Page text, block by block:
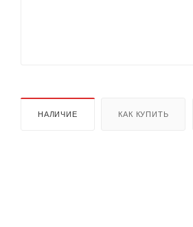
НАЛИЧИЕ КАК КУПИТЬ